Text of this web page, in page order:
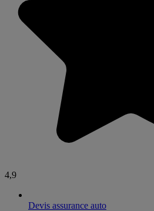
4,9
Devis assurance auto